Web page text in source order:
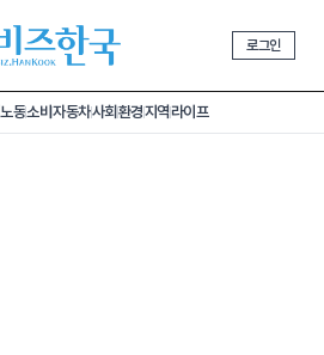
로그인
노동소비 자동차사회환경지역라이프